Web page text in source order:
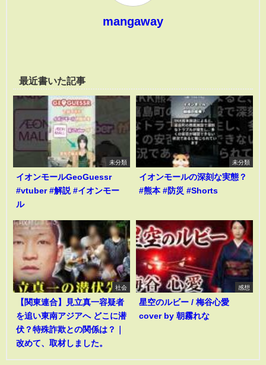
mangaway
最近書いた記事
未分類
イオンモールGeoGuessr
#vtuber #解説 #イオンモー
ル
未分類
イオンモールの深刻な実態？
#熊本 #防災 #Shorts
社会
【関東連合】見立真一容疑者
を追い東南アジアへ どこに潜
伏？特殊詐欺との関係は？｜
改めて、取材しました。
感想
星空のルビー / 梅谷心愛
cover by 朝霧れな